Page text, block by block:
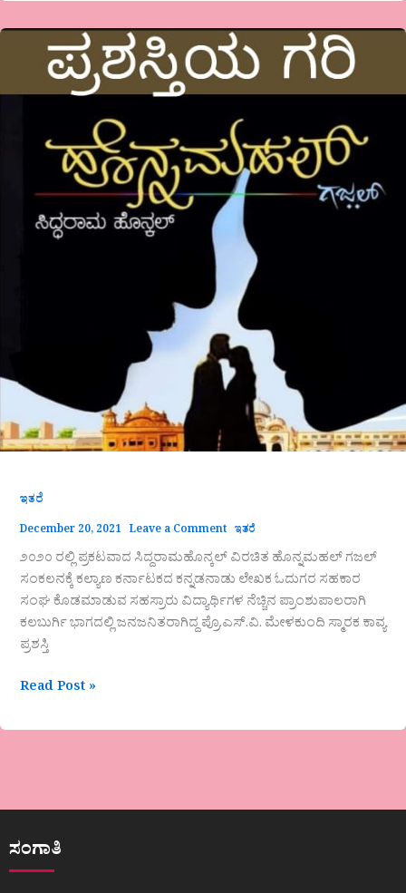
ಇತರೆ
December 20, 2021 Leave a Comment ಇತರೆ
೨೦೨೦ ರಲ್ಲಿ ಪ್ರಕಟವಾದ ಸಿದ್ದರಾಮಹೊನ್ಕಲ್ ವಿರಚಿತ ಹೊನ್ನಮಹಲ್ ಗಜಲ್
ಸಂಕಲನಕ್ಕೆ ಕಲ್ಯಾಣ ಕರ್ನಾಟಕದ ಕನ್ನಡನಾಡು ಲೇಖಕ ಓದುಗರ ಸಹಕಾರ
ಸಂಘ ಕೊಡಮಾಡುವ ಸಹಸ್ರಾರು ವಿದ್ಯಾರ್ಥಿಗಳ ನೆಚ್ಚಿನ ಪ್ರಾಂಶುಪಾಲರಾಗಿ
ಕಲಬುರ್ಗಿ ಭಾಗದಲ್ಲಿ ಜನಜನಿತರಾಗಿದ್ದ ಪ್ರೊ.ಎಸ್.ವಿ. ಮೇಳಕುಂದಿ ಸ್ಮಾರಕ ಕಾವ್ಯ
ಪ್ರಶಸ್ತಿ
Read Post »
ಸಂಗಾತಿ